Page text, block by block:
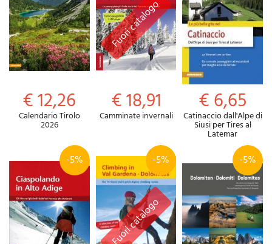
€ 12,26
Calendario Tirolo
2026
€ 18,91
Camminate invernali
€ 6,65
Catinaccio dall'Alpe di
Siusi per Tires al
Latemar
-5% -5% -5%